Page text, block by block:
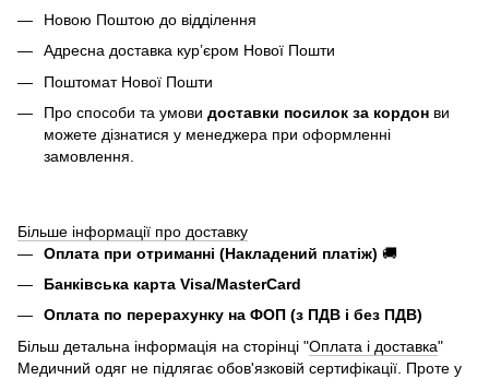
Новою Поштою до відділення
Адресна доставка курʼєром Нової Пошти
Поштомат Нової Пошти
Про способи та умови доставки посилок за кордон ви
можете дізнатися у менеджера при оформленні
замовлення.
Більше інформації про доставку
Оплата при отриманні (Накладений платіж) 🚚
Банківська карта Visa/MasterCard
Оплата по перерахунку на ФОП (з ПДВ і без ПДВ)
Більш детальна інформація на сторінці "Оплата і доставка"
Медичний одяг не підлягає обов'язковій сертифікації. Проте у